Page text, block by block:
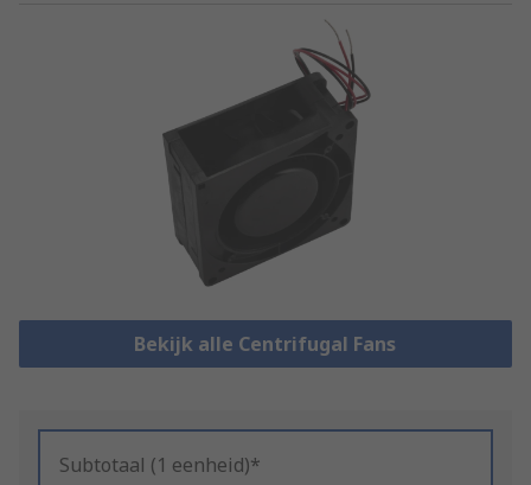
Bekijk alle Centrifugal Fans
Subtotaal (1 eenheid)*